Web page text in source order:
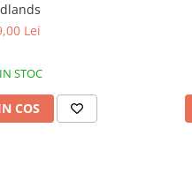
Lei
IN STOC
COS